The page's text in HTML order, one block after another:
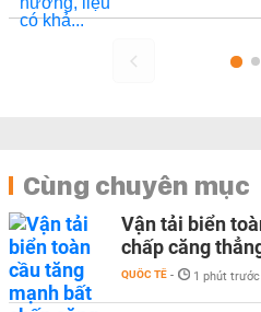
Cùng chuyên mục
Vận tải biển
chấp căng
QUỐC TẾ - 1 phút trước